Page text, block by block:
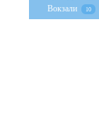
Вокзали 10